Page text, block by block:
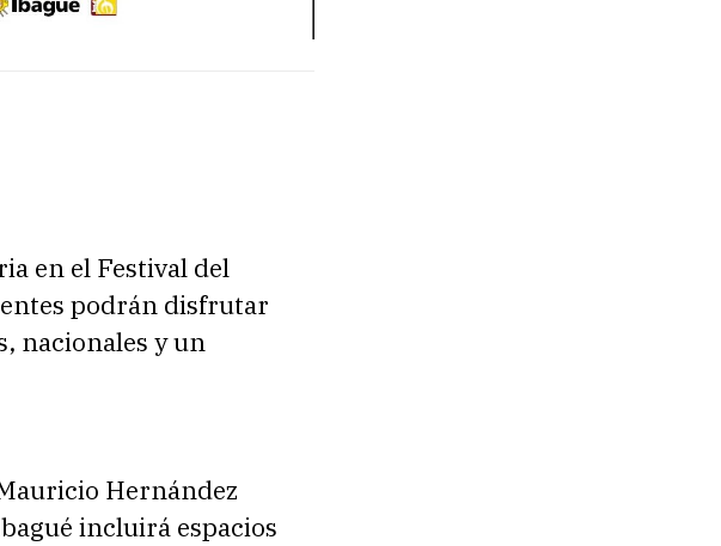
en el Festival del
podrán disfrutar
nacionales y un
Hernández
incluirá espacios